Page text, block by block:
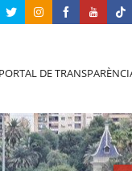
PORTAL DE